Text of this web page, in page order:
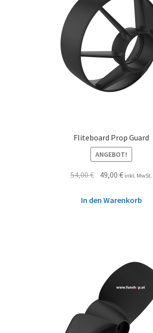
Fliteboard Prop Guard
ANGEBOT!
54,00€ 49,00€ inkl. MwSt.
In den Warenkorb